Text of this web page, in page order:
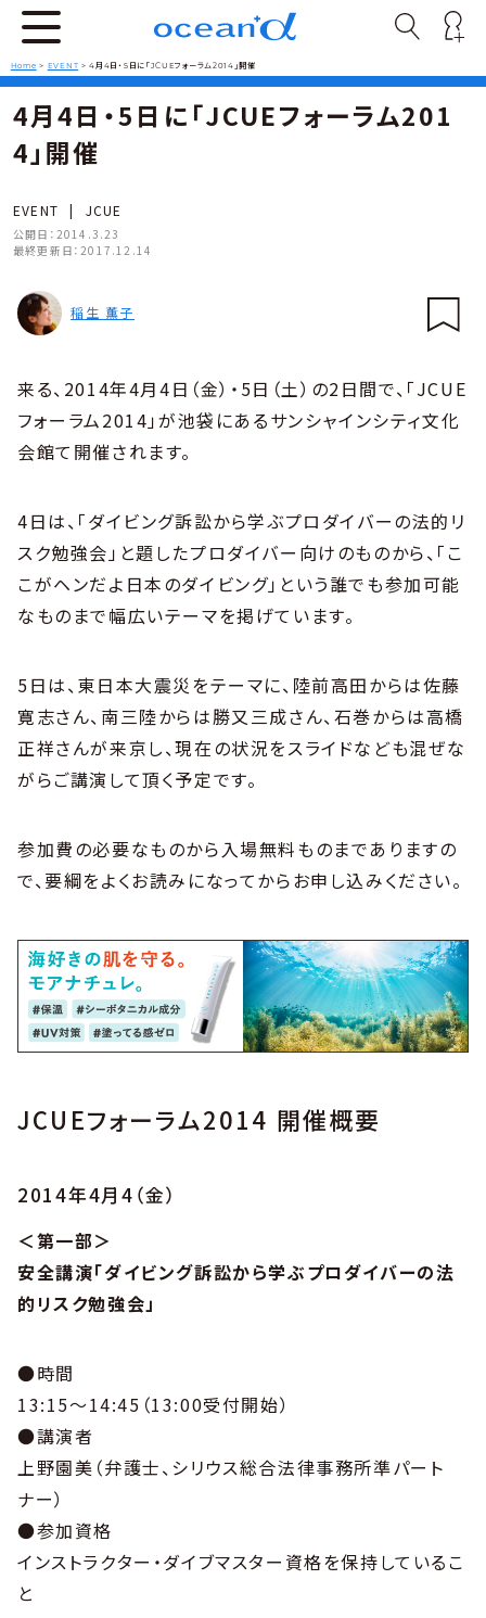
Home > EVENT >4月4日・5日に「JCUEフォーラム2014」開催
4月4日・5日に「JCUEフォーラム201
4」開催
EVENT | JCUE
公開日： 2014.3.23
最終更新日： 2017.12.14
稲生 薫子
来る、2014年4月4日（金）・5日（土）の2日間で、「JCUE
フォーラム2014」が池袋にあるサンシャインシティ文化
会館て開催されます。
4日は、「ダイビング訴訟から学ぶプロダイバーの法的リ
スク勉強会」と題したプロダイバー向けのものから、「こ
こがヘンだよ日本のダイビング」という誰でも参加可能
なものまで幅広いテーマを掲げています。
5日は、東日本大震災をテーマに、陸前高田からは佐藤
寛志さん、南三陸からは勝又三成さん、石巻からは高橋
正祥さんが来京し、現在の状況をスライドなども混ぜな
がらご講演して頂く予定です。
参加費の必要なものから入場無料ものまでありますの
で、要綱をよくお読みになってからお申し込みください。
JCUEフォーラム2014 開催概要
2014年4月4（金）
＜第一部＞
安全講演「ダイビング訴訟から学ぶプロダイバーの法
的リスク勉強会」
●時間
13:15～14:45（13:00受付開始）
●講演者
上野園美（弁護士、シリウス総合法律事務所準パート
ナー）
●参加資格
インストラクター・ダイブマスター資格を保持しているこ
と